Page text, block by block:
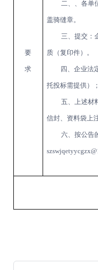
要
求
二、 、各
盖骑缝章。
三 、提交
质（复印件）。
四 、企业
托投标需提供）
五、上述材
信封、资料袋上
六、按公告